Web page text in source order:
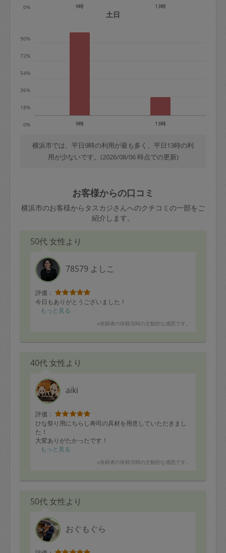
※キャンセル料金の設定について：
0% 9時 13時
土日
0%
18%
36%
54%
72%
90%
9時 13時
横浜市では、平日9時の利用が最も多く、平日13時の利
用が少ないです。(2026/08/06 時点での更新)
お客様からの口コミ
横浜市のお客様からタスカジさんへのクチコミの一部をご
紹介します。
50代 女性より
78579 よしこ
評価：
今日もありがとうございました！
もっと見る
※依頼者の依頼当時の主観的な感想です。
40代 女性より
aiki
評価：
ひな祭り用にちらし寿司の具材を用意していただきまし
た！
大変ありがたかったです！
もっと見る
※依頼者の依頼当時の主観的な感想です。
50代 女性より
おぐもぐら